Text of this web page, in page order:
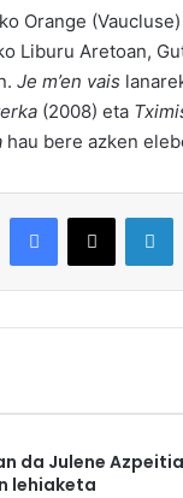
Orange
Liburu Aretoan,
Je m’en vais
(2008) eta
hau bere azken
da Julene Azpeitia
lehiaketa